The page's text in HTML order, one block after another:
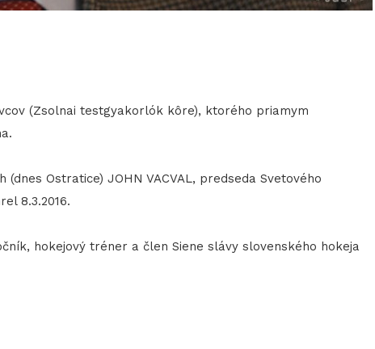
(Zsolnai testgyakorlók kôre), ktorého priamym
Ostratice) JOHN VACVAL, predseda Svetového
8.3.2016.
hokejový tréner a člen Siene slávy slovenského hokeja